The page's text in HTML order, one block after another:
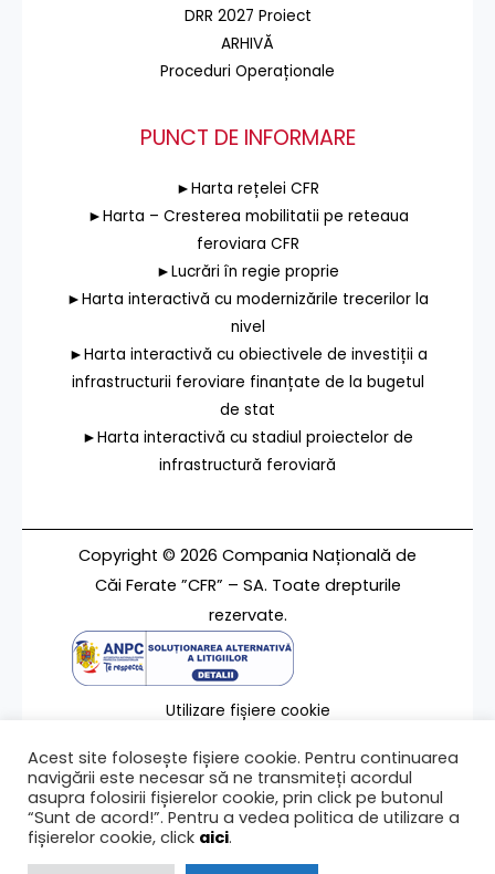
DRR 2027 Proiect
ARHIVĂ
Proceduri Operaționale
PUNCT DE INFORMARE
►Harta rețelei CFR
►Harta – Cresterea mobilitatii pe reteaua
feroviara CFR
►Lucrări în regie proprie
►Harta interactivă cu modernizările trecerilor la
nivel
►Harta interactivă cu obiectivele de investiții a
infrastructurii feroviare finanțate de la bugetul
de stat
►Harta interactivă cu stadiul proiectelor de
infrastructură feroviară
Copyright © 2026 Compania Națională de
Căi Ferate ”CFR” – SA. Toate drepturile
rezervate.
Utilizare fișiere cookie
Contact
Ultima modificare a paginii 04/06/2021
Acest site folosește fișiere cookie. Pentru continuarea
navigării este necesar să ne transmiteți acordul
asupra folosirii fișierelor cookie, prin click pe butonul
“Sunt de acord!”. Pentru a vedea politica de utilizare a
fișierelor cookie, click aici.